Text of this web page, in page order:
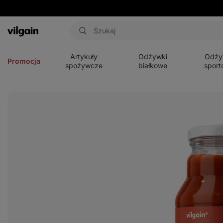
Aktin
Promocja
Artykuły
spożywcze
Odżywki
białkowe